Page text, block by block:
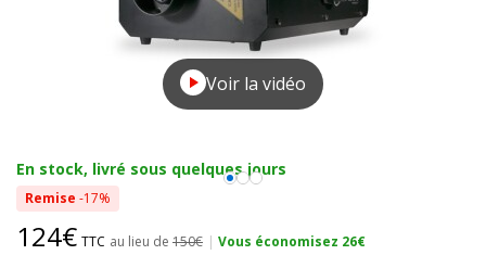
Voir la vidéo
En stock, livré sous quelques jours
Remise -17%
124€ TTC au lieu de 150€ | Vous économisez 26€